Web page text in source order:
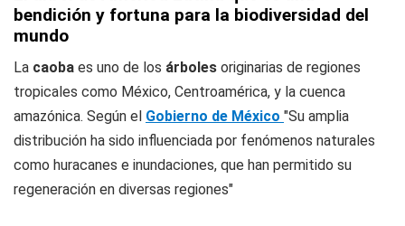
bendición y fortuna para la biodiversidad del
mundo
La caoba es uno de los árboles originarias de regiones
tropicales como México, Centroamérica, y la cuenca
amazónica. Según el Gobierno de México "Su amplia
distribución ha sido influenciada por fenómenos naturales
como huracanes e inundaciones, que han permitido su
regeneración en diversas regiones"